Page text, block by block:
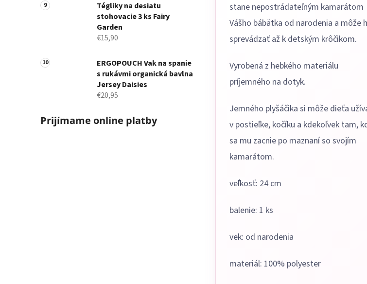
Tégliky na desiatu
stohovacie 3 ks Fairy
Garden
€15,90
ERGOPOUCH Vak na spanie
s rukávmi organická bavlna
Jersey Daisies
€20,95
Prijímame online platby
stane nepostrádateľným kamarátom
Vášho bábätka od narodenia a môže
sprevádzať až k detským krôčikom.
Vyrobená z hebkého materiálu
príjemného na dotyk.
Jemného plyšáčika si môže dieťa
v postieľke, kočíku a kdekoľvek tam,
sa mu zacnie po maznaní so svojím
kamarátom.
veľkosť: 24 cm
balenie: 1 ks
vek: od narodenia
materiál: 100% polyester